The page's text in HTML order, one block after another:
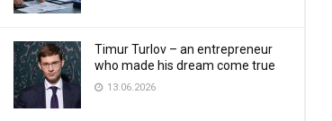
Timur Turlov – an entrepreneur
who made his dream come true
13.06.2026